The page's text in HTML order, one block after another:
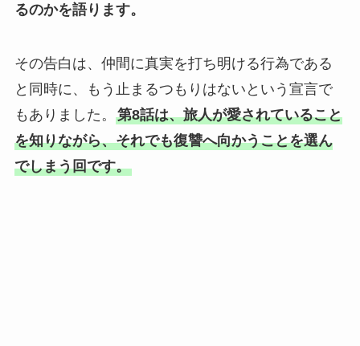
るのかを語ります。
その告白は、仲間に真実を打ち明ける行為である
と同時に、もう止まるつもりはないという宣言で
もありました。 第8話は、旅人が愛されていること
を知りながら、それでも復讐へ向かうことを選ん
でしまう回です。